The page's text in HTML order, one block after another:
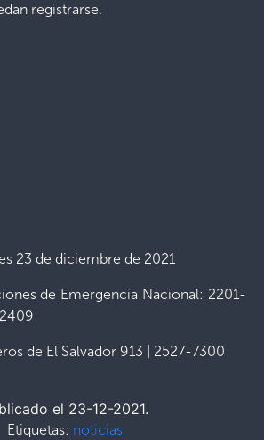
registrarse.
23 de diciembre de 2021
de Emergencia Nacional: 2201-
de El Salvador 913 | 2527-7300
el 23-12-2021.
Etiquetas: noticias